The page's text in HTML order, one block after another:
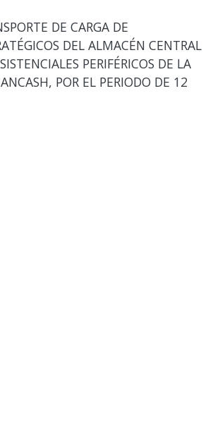
DE CARGA DE
DEL ALMACÉN CENTRAL
PERIFÉRICOS DE LA
POR EL PERIODO DE 12